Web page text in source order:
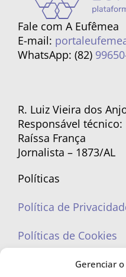
Gerenciar
Fale com A Eufêmea
E-mail:
WhatsApp: (82)
R. Luiz Vieira dos
Responsável técnico:
Raíssa França
Jornalista – 1873/AL
Políticas
Política de
Políticas de Cookies